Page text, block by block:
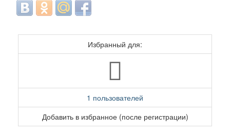
Избранный для:
1 пользователей
Добавить в избранное (после регистрации)